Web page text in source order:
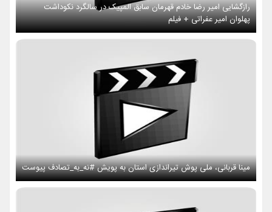
رازگشایی امیر رضا خادم قهرمان سابق المپیک در سالگرد نکوداشت
پهلوان امیر عفراتی + فیلم
مینا قربانی، ملی پوش تیراندازی استان به پویش #نه_به_تصادف پیوست